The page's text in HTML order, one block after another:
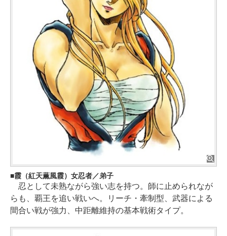
霞（紅天薫風霞）女忍者／弟子
忍として未熟ながら強い志を持つ。師に止められなが
らも、覇王を追い戦いへ。リーチ・牽制型、武器による
間合い戦が強力、中距離維持の基本戦術タイプ。